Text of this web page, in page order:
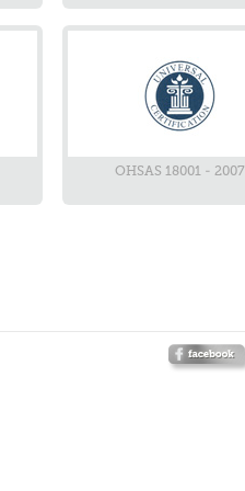
OHSAS 18001 - 2007